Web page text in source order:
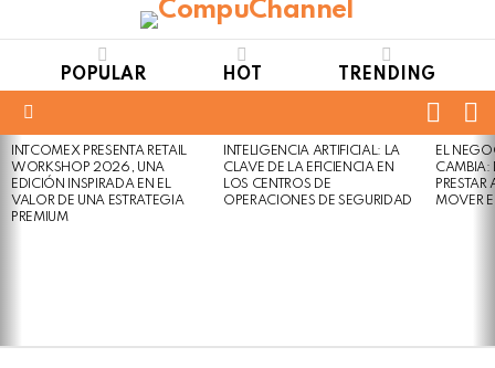
POPULAR HOT TRENDING
LATEST
STORIES
INTCOMEX PRESENTA RETAIL
WORKSHOP 2026, UNA
EDICIÓN INSPIRADA EN EL
VALOR DE UNA ESTRATEGIA
PREMIUM
INTELIGENCIA ARTIFICIAL: LA
CLAVE DE LA EFICIENCIA EN
LOS CENTROS DE
OPERACIONES DE SEGURIDAD
EL
CAMBIA:
MOVER